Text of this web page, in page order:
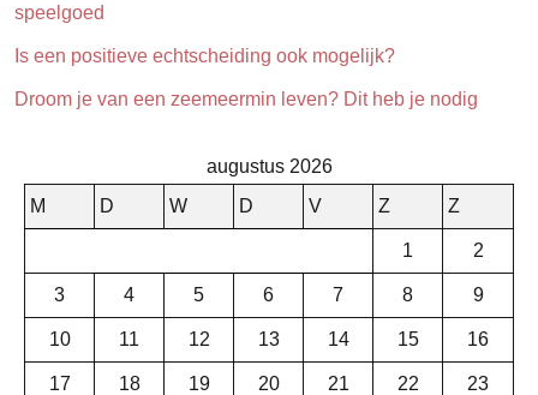
speelgoed
Is een positieve echtscheiding ook mogelijk?
Droom je van een zeemeermin leven? Dit heb je nodig
augustus 2026
M
D W D V Z Z
1 2
3 4 5 6 7 8 9
10 11 12 13 14 15 16
17 18 19 20 21 22 23